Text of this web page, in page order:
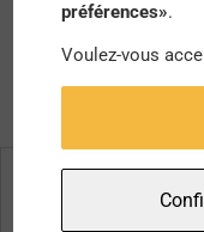
préférences».
Voulez-vous